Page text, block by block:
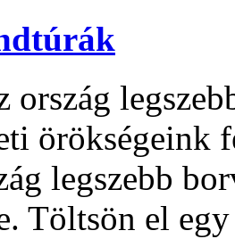
ország
örökségeink
legszebb
Töltsön el